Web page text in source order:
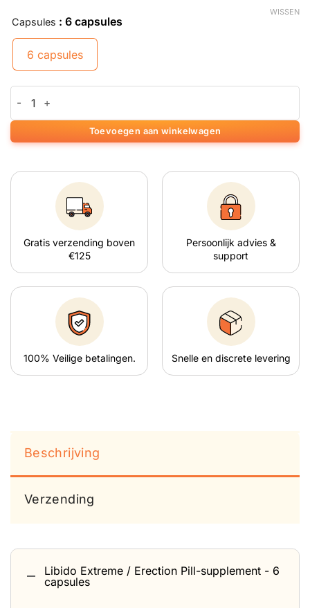
Capsules : 6 capsules
6 capsules
WISSEN
Toevoegen aan winkelwagen
Gratis verzending boven
€125
Persoonlijk advies &
support
100% Veilige betalingen. Snelle en discrete levering
Beschrijving
Verzending
Libido Extreme / Erection Pill-supplement - 6
capsules